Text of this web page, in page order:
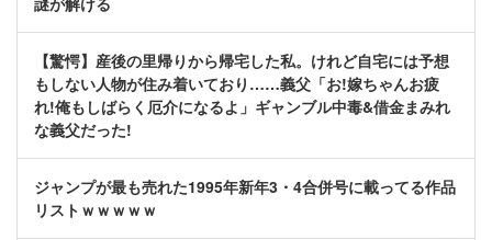
【驚愕】産後の里帰りから帰宅した私。けれど自宅には予想
もしない人物が住み着いており……義父「お!嫁ちゃんお疲
れ!俺もしばらく厄介になるよ」ギャンブル中毒&借金まみれ
な義父だった!
ジャンプが最も売れた1995年新年3・4合併号に載ってる作品
リストｗｗｗｗｗ